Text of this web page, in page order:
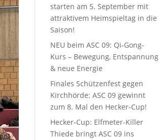
starten am 5. September mit
attraktivem Heimspieltag in die
Saison!
NEU beim ASC 09: Qi-Gong-
Kurs – Bewegung, Entspannung
& neue Energie
Finales Schützenfest gegen
Kirchhörde: ASC 09 gewinnt
zum 8. Mal den Hecker-Cup!
Hecker-Cup: Elfmeter-Killer
Thiede bringt ASC 09 ins